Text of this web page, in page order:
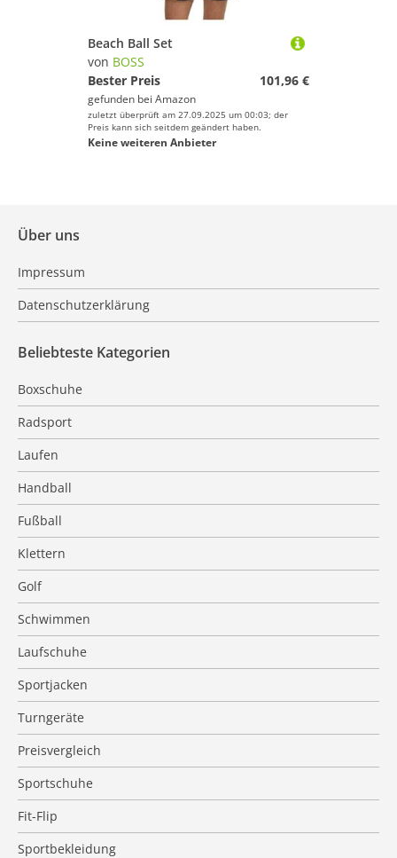
Beach Ball Set
von BOSS
Bester Preis
101,96 €
gefunden bei Amazon
zuletzt überprüft am 27.09.2025 um 00:03; der
Preis kann sich seitdem geändert haben.
Keine weiteren Anbieter
Über uns
Impressum
Datenschutzerklärung
Beliebteste Kategorien
Boxschuhe
Radsport
Laufen
Handball
Fußball
Klettern
Golf
Schwimmen
Laufschuhe
Sportjacken
Turngeräte
Preisvergleich
Sportschuhe
Fit-Flip
Sportbekleidung